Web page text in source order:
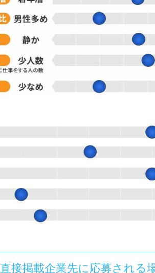
直接掲載企業先に応募される